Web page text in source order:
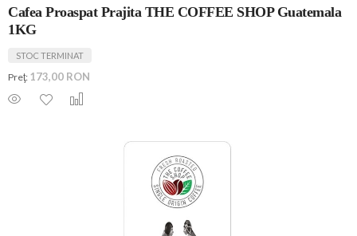
Cafea Proaspat Prajita THE COFFEE SHOP Guatemala
1KG
STOC TERMINAT
Preţ: 173,00 RON